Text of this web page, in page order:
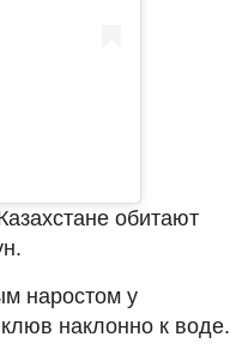
обитают
наростом у
наклонно к воде.